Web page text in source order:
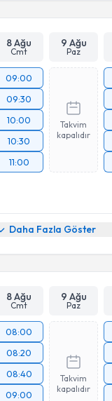
8 Ağu
Cmt
9 Ağu
Paz
09:00
09:30
10:00
10:30
11:00
Takvim
kapalıdır
Daha Fazla Göster
8 Ağu
Cmt
9 Ağu
Paz
08:00
08:20
08:40
09:00
Takvim
kapalıdır